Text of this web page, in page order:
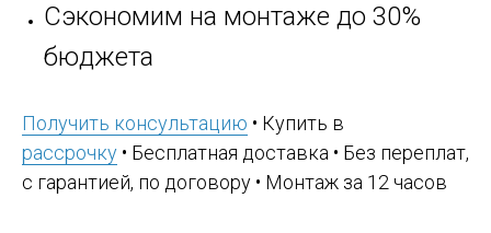
Сэкономим на монтаже до 30%
бюджета
Получить консультацию • Купить в
рассрочку • Бесплатная доставка • Без переплат,
с гарантией, по договору • Монтаж за 12 часов